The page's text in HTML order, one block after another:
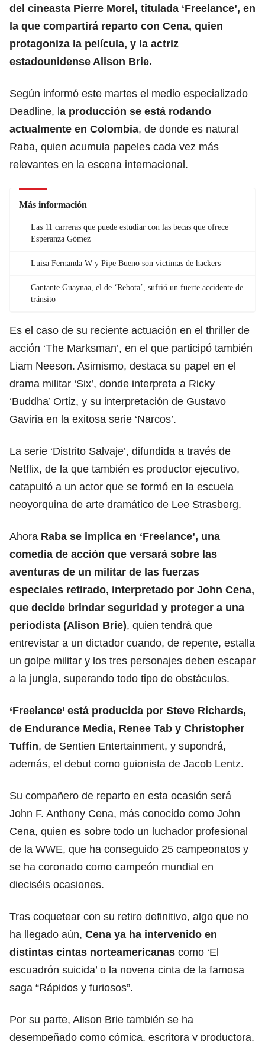
del cineasta Pierre Morel, titulada ‘Freelance’, en
la que compartirá reparto con Cena, quien
protagoniza la película, y la actriz
estadounidense Alison Brie.
Según informó este martes el medio especializado
Deadline, la producción se está rodando
actualmente en Colombia, de donde es natural
Raba, quien acumula papeles cada vez más
relevantes en la escena internacional.
Más información
Las 11 carreras que puede estudiar con las becas que ofrece
Esperanza Gómez
Luisa Fernanda W y Pipe Bueno son victimas de hackers
Cantante Guaynaa, el de ‘Rebota’, sufrió un fuerte accidente de
tránsito
Es el caso de su reciente actuación en el thriller de
acción ‘The Marksman’, en el que participó también
Liam Neeson. Asimismo, destaca su papel en el
drama militar ‘Six’, donde interpreta a Ricky
‘Buddha’ Ortiz, y su interpretación de Gustavo
Gaviria en la exitosa serie ‘Narcos’.
La serie ‘Distrito Salvaje’, difundida a través de
Netflix, de la que también es productor ejecutivo,
catapultó a un actor que se formó en la escuela
neoyorquina de arte dramático de Lee Strasberg.
Ahora Raba se implica en ‘Freelance’, una
comedia de acción que versará sobre las
aventuras de un militar de las fuerzas
especiales retirado, interpretado por John Cena,
que decide brindar seguridad y proteger a una
periodista (Alison Brie), quien tendrá que
entrevistar a un dictador cuando, de repente, estalla
un golpe militar y los tres personajes deben escapar
a la jungla, superando todo tipo de obstáculos.
‘Freelance’ está producida por Steve Richards,
de Endurance Media, Renee Tab y Christopher
Tuffin, de Sentien Entertainment, y supondrá,
además, el debut como guionista de Jacob Lentz.
Su compañero de reparto en esta ocasión será
John F. Anthony Cena, más conocido como John
Cena, quien es sobre todo un luchador profesional
de la WWE, que ha conseguido 25 campeonatos y
se ha coronado como campeón mundial en
dieciséis ocasiones.
Tras coquetear con su retiro definitivo, algo que no
ha llegado aún, Cena ya ha intervenido en
distintas cintas norteamericanas como ‘El
escuadrón suicida’ o la novena cinta de la famosa
saga “Rápidos y furiosos”.
Por su parte, Alison Brie también se ha
desempeñado como cómica, escritora y productora.